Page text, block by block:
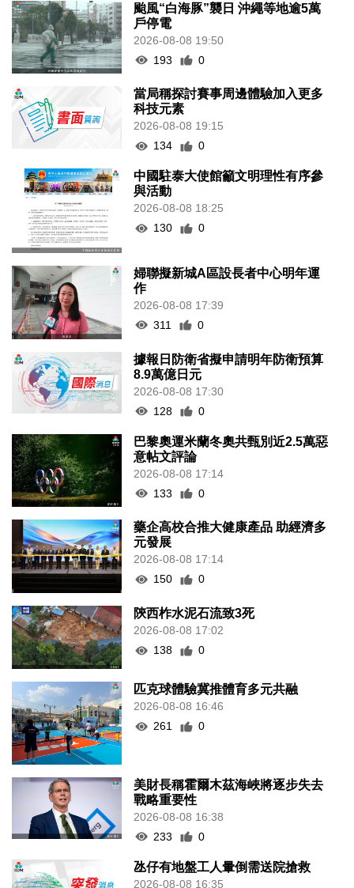
颱風“白海豚”襲日 沖繩等地逾5萬
戶停電
2026-08-08 19:50
193
0
當局稱探討賽事周邊體驗加入更多
科技元素
2026-08-08 19:15
134
0
中國駐泰大使館籲文明理性有序參
與活動
2026-08-08 18:25
130
0
婦聯擬新城A區設長者中心明年運
作
2026-08-08 17:39
311
0
據報日防衛省擬申請明年防衛預算
8.9萬億日元
2026-08-08 17:30
128
0
巴黎奧運米蘭冬奧共甄別近2.5萬惡
意帖文評論
2026-08-08 17:14
133
0
藥企高校合推大健康產品 助經濟多
元發展
2026-08-08 17:14
150
0
陝西柞水泥石流致3死
2026-08-08 17:02
138
0
匹克球體驗冀推體育多元共融
2026-08-08 16:46
261
0
美財長稱霍爾木茲海峽將逐步失去
戰略重要性
2026-08-08 16:38
233
0
氹仔有地盤工人暈倒需送院搶救
2026-08-08 16:35